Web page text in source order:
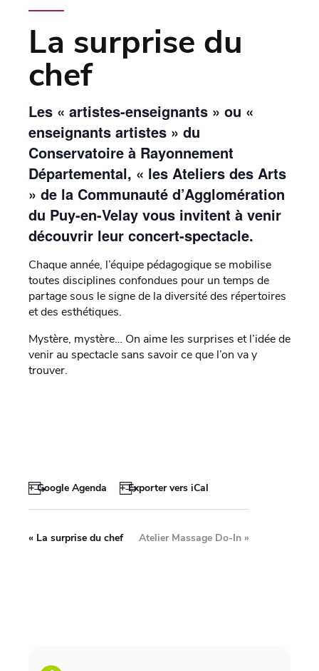
La surprise du
chef
Les « artistes-enseignants » ou «
enseignants artistes » du
Conservatoire à Rayonnement
Départemental, « les Ateliers des Arts
» de la Communauté d’Agglomération
du Puy-en-Velay vous invitent à venir
découvrir leur concert-spectacle.
Chaque année, l’équipe pédagogique se mobilise
toutes disciplines confondues pour un temps de
partage sous le signe de la diversité des répertoires
et des esthétiques.
Mystère, mystère… On aime les surprises et l’idée de
venir au spectacle sans savoir ce que l’on va y
trouver.
+ Google Agenda + Exporter vers iCal
« La surprise du chef Atelier Massage Do-In »